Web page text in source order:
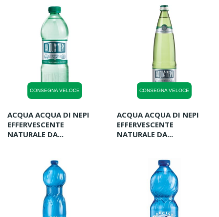
CONSEGNA VELOCE
ACQUA ACQUA DI NEPI
EFFERVESCENTE
NATURALE DA...
CONSEGNA VELOCE
ACQUA ACQUA DI NEPI
EFFERVESCENTE
NATURALE DA...